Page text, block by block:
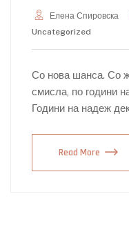
Елена Спировска
Uncategorized
Со нова шанса. Со
смисла, по години
Години на надеж
Read More